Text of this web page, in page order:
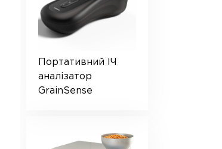
Портативний ІЧ
аналізатор
GrainSense